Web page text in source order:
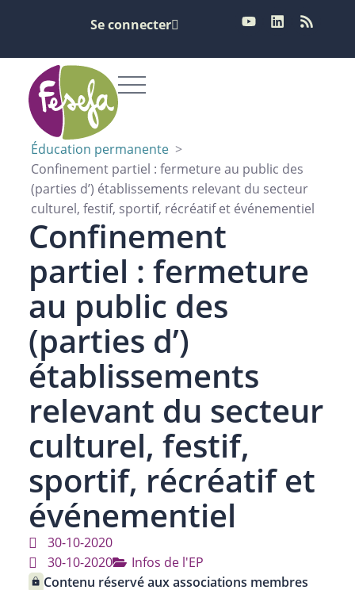
Se connecter
Éducation permanente >
Confinement partiel : fermeture au public des
(parties d’) établissements relevant du secteur
culturel, festif, sportif, récréatif et événementiel
Confinement
partiel : fermeture
au public des
(parties d’)
établissements
relevant du secteur
culturel, festif,
sportif, récréatif et
événementiel
30-10-2020
30-10-2020
Infos de l'EP
Contenu réservé aux associations membres